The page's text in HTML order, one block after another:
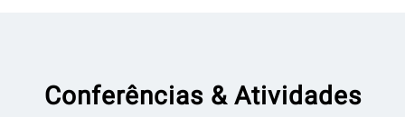
Conferências & Atividades